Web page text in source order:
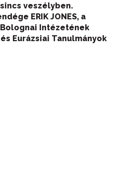
veszélyben.
ERIK JONES, a
Intézetének
Eurázsiai Tanulmányok